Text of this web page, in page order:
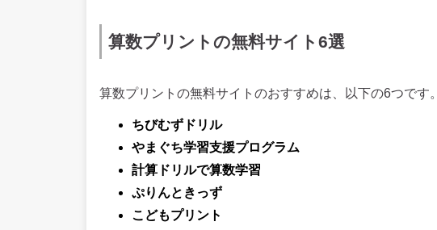
算数プリントの無料サイト6選
算数プリントの無料サイトのおすすめは、以下の6つです。
ちびむずドリル
やまぐち学習支援プログラム
計算ドリルで算数学習
ぷりんときっず
こどもプリント